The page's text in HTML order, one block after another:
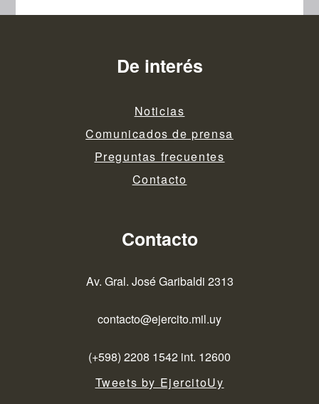
De interés
Noticias
Comunicados de prensa
Preguntas frecuentes
Contacto
Contacto
Av. Gral. José Garibaldi 2313
contacto@ejercito.mil.uy
(+598) 2208 1542 int. 12600
Tweets by EjercitoUy